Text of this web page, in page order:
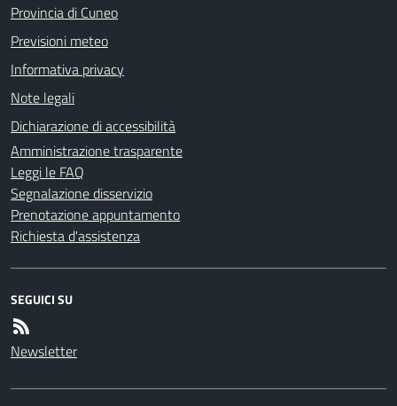
Provincia di Cuneo
Previsioni meteo
Informativa privacy
Note legali
Dichiarazione di accessibilità
Amministrazione trasparente
Leggi le FAQ
Segnalazione disservizio
Prenotazione appuntamento
Richiesta d'assistenza
SEGUICI SU
Newsletter